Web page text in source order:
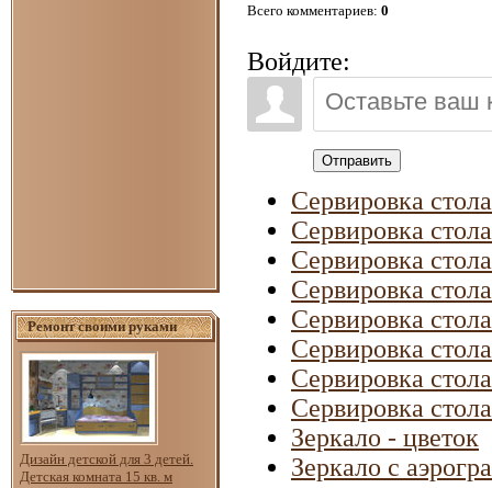
Ремонт своими руками
Дизайн детской для 3 детей.
Детская комната 15 кв. м
Всего комментариев: 0
Войдите:
Отправить
Сервировка
Сервировка
Сервировка
Сервировка
Сервировка
Сервировка
Сервировка
Сервировка
Зеркало - цветок
Зеркало с